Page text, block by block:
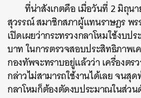
ที่น่าสังเกตคือ เมื่อวันที่ 2 มิถุน
สุวรรณ์ สมาชิกสภาผู้แทนราษฎร พร
เปิดเผยว่ากระทรวงกลาโหมใช้งบป
บาท ในการตรวจสอบประสิทธิภาพเ
กองทัพจะทราบอยู่แล้วว่า เครื่องตร
กล่าวไม่สามารถใช้งานได้เลย จนสุด
กลาโหมก็ต้องตัดงบประมาณในส่วน